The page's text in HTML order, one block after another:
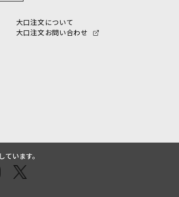
大口注文について
大口注文お問い合わせ
います。